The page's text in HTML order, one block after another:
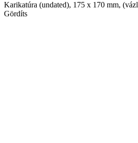
Karikatúra (undated), 175 x 170 mm,
Gördíts